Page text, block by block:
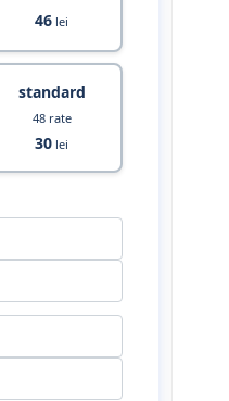
46 lei
standard
48 rate
30 lei